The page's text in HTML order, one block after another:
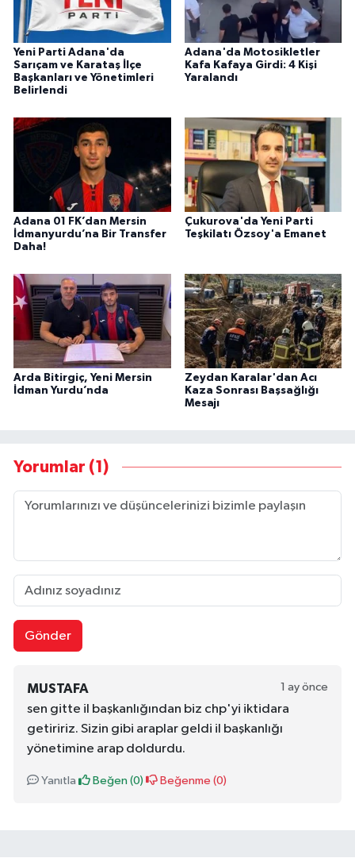
Yeni Parti Adana'da
Sarıçam ve Karataş İlçe
Başkanları ve Yönetimleri
Belirlendi
Adana'da Motosikletler
Kafa Kafaya Girdi: 4 Kişi
Yaralandı
Adana 01 FK’dan Mersin
İdmanyurdu’na Bir Transfer
Daha!
Çukurova'da Yeni Parti
Teşkilatı Özsoy'a Emanet
Arda Bitirgiç, Yeni Mersin
İdman Yurdu’nda
Zeydan Karalar'dan Acı
Kaza Sonrası Başsağlığı
Mesajı
Yorumlar (1)
Gönder
MUSTAFA 1 ay önce
sen gitte il başkanlığından biz chp'yi iktidara
getiririz. Sizin gibi araplar geldi il başkanlığı
yönetimine arap doldurdu.
Yanıtla Beğen (0) Beğenme (0)